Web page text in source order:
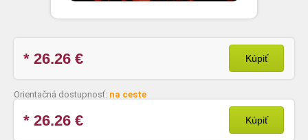
* 26.26 € Kúpiť
Orientačná dostupnosť: na ceste
* 26.26 € Kúpiť